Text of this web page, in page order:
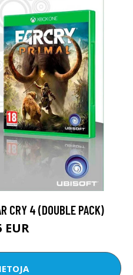
CRY 4 (DOUBLE PACK)
EUR